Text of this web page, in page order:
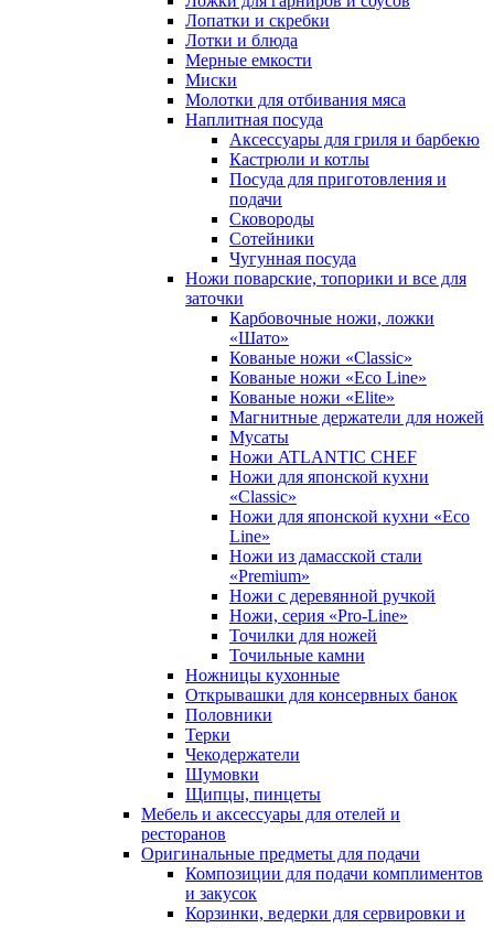
Лопатки и скребки
Лотки и блюда
Мерные емкости
Миски
Молотки для отбивания мяса
Наплитная посуда
Аксессуары для гриля и барбекю
Кастрюли и котлы
Посуда для приготовления и
подачи
Сковороды
Сотейники
Чугунная посуда
Ножи поварские, топорики и все для
заточки
Карбовочные ножи, ложки
«Шато»
Кованые ножи «Classic»
Кованые ножи «Eco Line»
Кованые ножи «Elite»
Магнитные держатели для ножей
Мусаты
Ножи ATLANTIC CHEF
Ножи для японской кухни
«Classic»
Ножи для японской кухни «Eco
Line»
Ножи из дамасской стали
«Premium»
Ножи с деревянной ручкой
Ножи, серия «Pro-Line»
Точилки для ножей
Точильные камни
Ножницы кухонные
Открывашки для консервных банок
Половники
Терки
Чекодержатели
Шумовки
Щипцы, пинцеты
Мебель и аксессуары для отелей и
ресторанов
Оригинальные предметы для подачи
Композиции для подачи комплиментов
и закусок
Корзинки, ведерки для сервировки и